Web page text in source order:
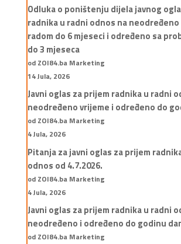
Odluka o poništenju dijela javnog
radnika u radni odnos na
radom do 6 mjeseci i određeno sa
do 3 mjeseca
od ZOI84.ba Marketing
14 Jula, 2026
Javni oglas za prijem radnika u radni
neodređeno vrijeme i određeno do
od ZOI84.ba Marketing
4 Jula, 2026
Pitanja za javni oglas za prijem
odnos od 4.7.2026.
od ZOI84.ba Marketing
4 Jula, 2026
Javni oglas za prijem radnika u radni
neodređeno i određeno do godinu
od ZOI84.ba Marketing